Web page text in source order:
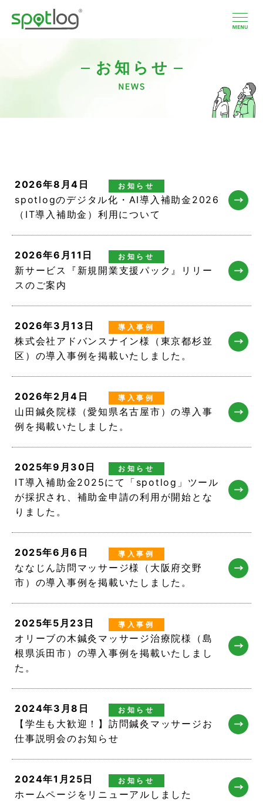
お知らせ
2026年8月4日 お知らせ
spotlogのデジタル化・AI導入補助金2026
（IT導入補助金）利用について
2026年6月11日 お知らせ
新サービス『新規開業支援パック』リリー
スのご案内
2026年3月13日 導入事例
株式会社アドバンスナイン様（東京都杉並
区）の導入事例を掲載いたしました。
2026年2月4日 導入事例
山田鍼灸院様（愛知県名古屋市）の導入事
例を掲載いたしました。
2025年9月30日 お知らせ
IT導入補助金2025にて「spotlog」ツール
が採択され、補助金申請の利用が開始とな
りました。
2025年6月6日 導入事例
ななじん訪問マッサージ様（大阪府交野
市）の導入事例を掲載いたしました。
2025年5月23日 導入事例
オリーブの木鍼灸マッサージ治療院様（島
根県浜田市）の導入事例を掲載いたしまし
た。
2024年3月8日 お知らせ
【学生も大歓迎！】訪問鍼灸マッサージお
仕事説明会のお知らせ
2024年1月25日 お知らせ
ホームページをリニューアルしました